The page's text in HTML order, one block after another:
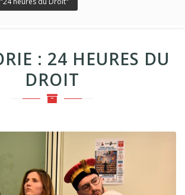
: 24 HEURES DU
DROIT